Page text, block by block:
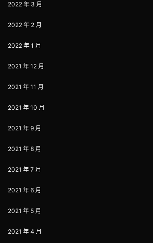
2022 年 3 月
2022 年 2 月
2022 年 1 月
2021 年 12 月
2021 年 11 月
2021 年 10 月
2021 年 9 月
2021 年 8 月
2021 年 7 月
2021 年 6 月
2021 年 5 月
2021 年 4 月